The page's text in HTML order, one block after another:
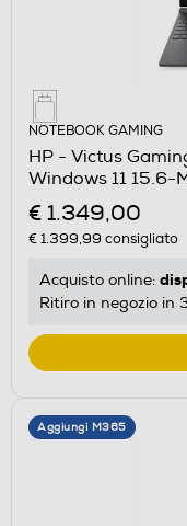
NOTEBOOK GAMING
HP - Victus
Windows 11 15.6-
€ 1.349,00
€ 1.399,99 consigliato
Acquisto online:
Ritiro in negozio in
Aggiungi M365